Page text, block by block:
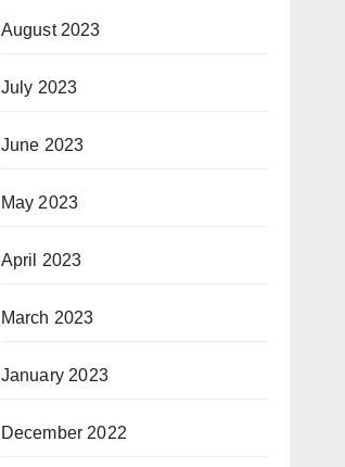
August 2023
July 2023
June 2023
May 2023
April 2023
March 2023
January 2023
December 2022